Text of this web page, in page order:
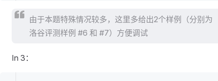
由于本题特殊情况较多，这里多给出2个样例（分别为
洛谷评测样例 #6 和 #7）方便调试
In 3：